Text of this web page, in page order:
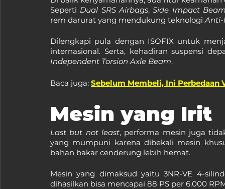
Seperti Dual SRS Airbags, Side Impact
rem darurat yang mendukung teknologi Anti-
Dilengkapi pula dengan ISOFIX untuk
internasional. Serta, kehadiran suspensi
Independent Torsion Axle Beam.
Baca juga: Sebelum Membeli, Ini Perbedaan
Mesin yang Irit
Last but not least, performa mesin juga
yang mumpuni karena dibekali mesin
bahan bakar cenderung lebih hemat.
Mesin yang dimaksud yaitu 3NR-VE 4-
dihasilkan bisa mencapai 88 PS per 6.000